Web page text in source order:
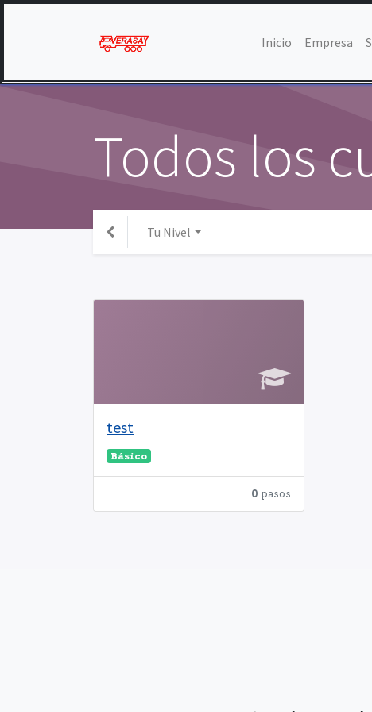
Inicio Empresa
Todos los
Tu Nivel
test
Básico
0 pasos